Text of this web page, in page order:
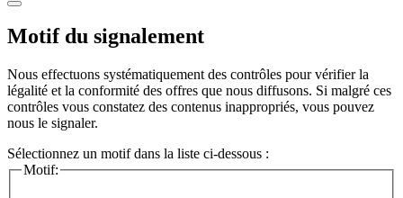
Motif du signalement
Nous effectuons systématiquement des contrôles pour vérifier la
légalité et la conformité des offres que nous diffusons. Si malgré ces
contrôles vous constatez des contenus inappropriés, vous pouvez
nous le signaler.
Sélectionnez un motif dans la liste ci-dessous :
Motif: